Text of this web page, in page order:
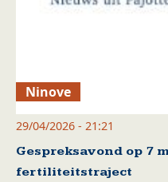
Ninove
29/04/2026 - 21:21
Gespreksavond op 7
fertiliteitstraject